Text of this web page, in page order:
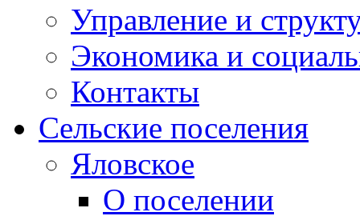
Управление и
Экономика и
Контакты
Сельские поселения
Яловское
О поселении